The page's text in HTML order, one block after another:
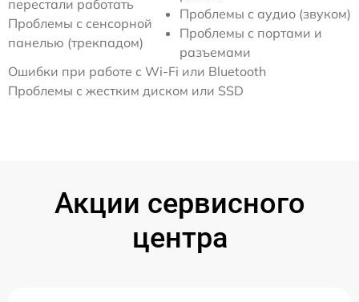
перестали работать
Проблемы с сенсорной
панелью (трекпадом)
Проблемы с аудио (звуком)
Проблемы с портами и
разъемами
Ошибки при работе с Wi-Fi или Bluetooth
Проблемы с жестким диском или SSD
Акции сервисного
центра